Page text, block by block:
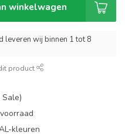
winkelwagen
leveren wij binnen 1 tot 8
product
kleuren